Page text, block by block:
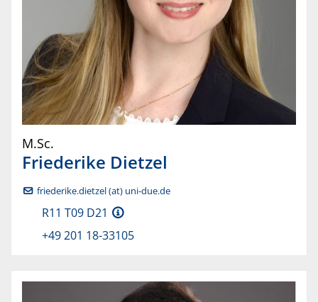
M.Sc.
Friederike Dietzel
friederike.dietzel (at) uni-due.de
R11 T09 D21
+49 201 18-33105